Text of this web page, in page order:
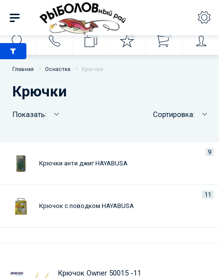
Главная Оснастка Крючки
Крючки
Показать: Сортировка:
9
Крючки анти джиг HAYABUSA
11
Крючок с поводком HAYABUSA
Крючок Owner 50015 -11